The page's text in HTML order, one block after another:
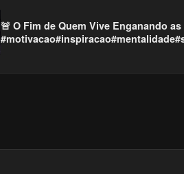
🚨 O Fim de Quem Vive Enganando